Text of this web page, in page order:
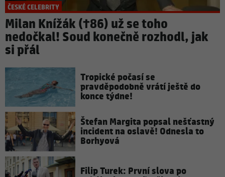
ČESKÉ CELEBRITY
Milan Knížák (†86) už se toho
nedočkal! Soud konečně rozhodl, jak
si přál
Tropické počasí se
pravděpodobně vrátí ještě do
konce týdne!
Štefan Margita popsal nešťastný
incident na oslavě! Odnesla to
Borhyová
Filip Turek: První slova po